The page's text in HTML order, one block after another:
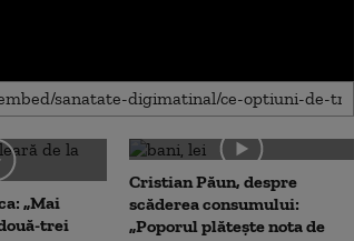
„Mai
trei
Cristian Păun, despre
scăderea consumului:
„Poporul plătește nota de